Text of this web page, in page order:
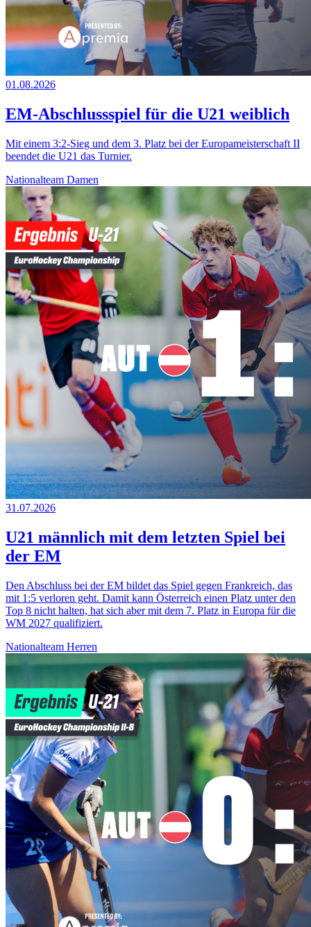
01.08.2026
EM-Abschlussspiel für die U21 weiblich
Mit einem 3:2-Sieg und dem 3. Platz bei der Europameisterschaft II
beendet die U21 das Turnier.
Nationalteam Damen
31.07.2026
U21 männlich mit dem letzten Spiel bei
der EM
Den Abschluss bei der EM bildet das Spiel gegen Frankreich, das
mit 1:5 verloren geht. Damit kann Österreich einen Platz unter den
Top 8 nicht halten, hat sich aber mit dem 7. Platz in Europa für die
WM 2027 qualifiziert.
Nationalteam Herren